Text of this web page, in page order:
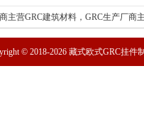
主营GRC建筑材料，GRC生产厂
© 2018-2026 藏式欧式GRC挂件